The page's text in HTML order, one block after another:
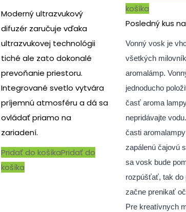
Moderný ultrazvukový
difuzér zaručuje vďaka
ultrazvukovej technológii
tiché ale zato dokonalé
prevoňanie priestoru.
Integrované svetlo vytvára
príjemnú atmosféru a dá sa
ovládať priamo na
zariadení.
Pridať do košíkaPridať do
košíka
košíka
Posledný kus
Vonný vosk je
všetkých
aromalámp.
jednoducho
časť aroma
nepridávajte
časti
zapálenú čajovú
sa vosk bude
rozpúšťať, tak do
začne prenikať
Pre kreatívnych